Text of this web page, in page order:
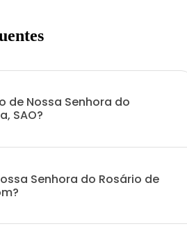
de Nossa Senhora do
SAO?
Senhora do Rosário de